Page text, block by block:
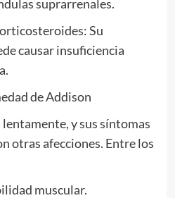
suprarrenales.
Su
causar insuficiencia
de Addison
lentamente, y sus síntomas
otras afecciones. Entre los
muscular.